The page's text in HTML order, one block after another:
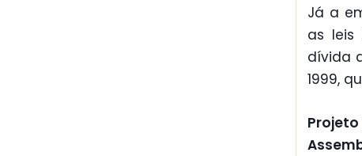
Já a
as leis
dívida
1999,